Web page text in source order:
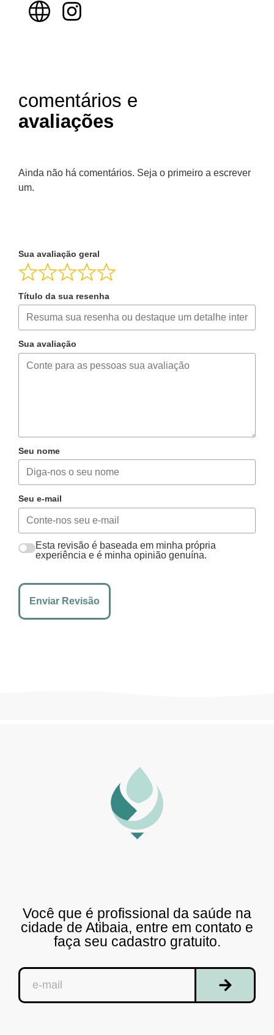
comentários e
avaliações
Ainda não há comentários. Seja o primeiro a escrever
um.
Sua avaliação geral
Título da sua resenha
Sua avaliação
Seu nome
Seu e-mail
Esta revisão é baseada em minha própria
experiência e é minha opinião genuína.
Enviar Revisão
Você que é profissional da saúde na
cidade de Atibaia, entre em contato e
faça seu cadastro gratuito.